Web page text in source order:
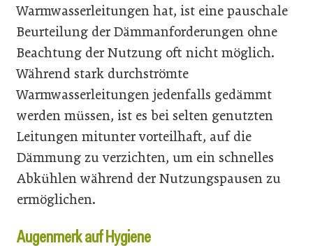
Warmwasserleitungen hat, ist eine pauschale
Beurteilung der Dämmanforderungen ohne
Beachtung der Nutzung oft nicht möglich.
Während stark durchströmte
Warmwasserleitungen jedenfalls gedämmt
werden müssen, ist es bei selten genutzten
Leitungen mitunter vorteilhaft, auf die
Dämmung zu verzichten, um ein schnelles
Abkühlen während der Nutzungspausen zu
ermöglichen.
Augenmerk auf Hygiene